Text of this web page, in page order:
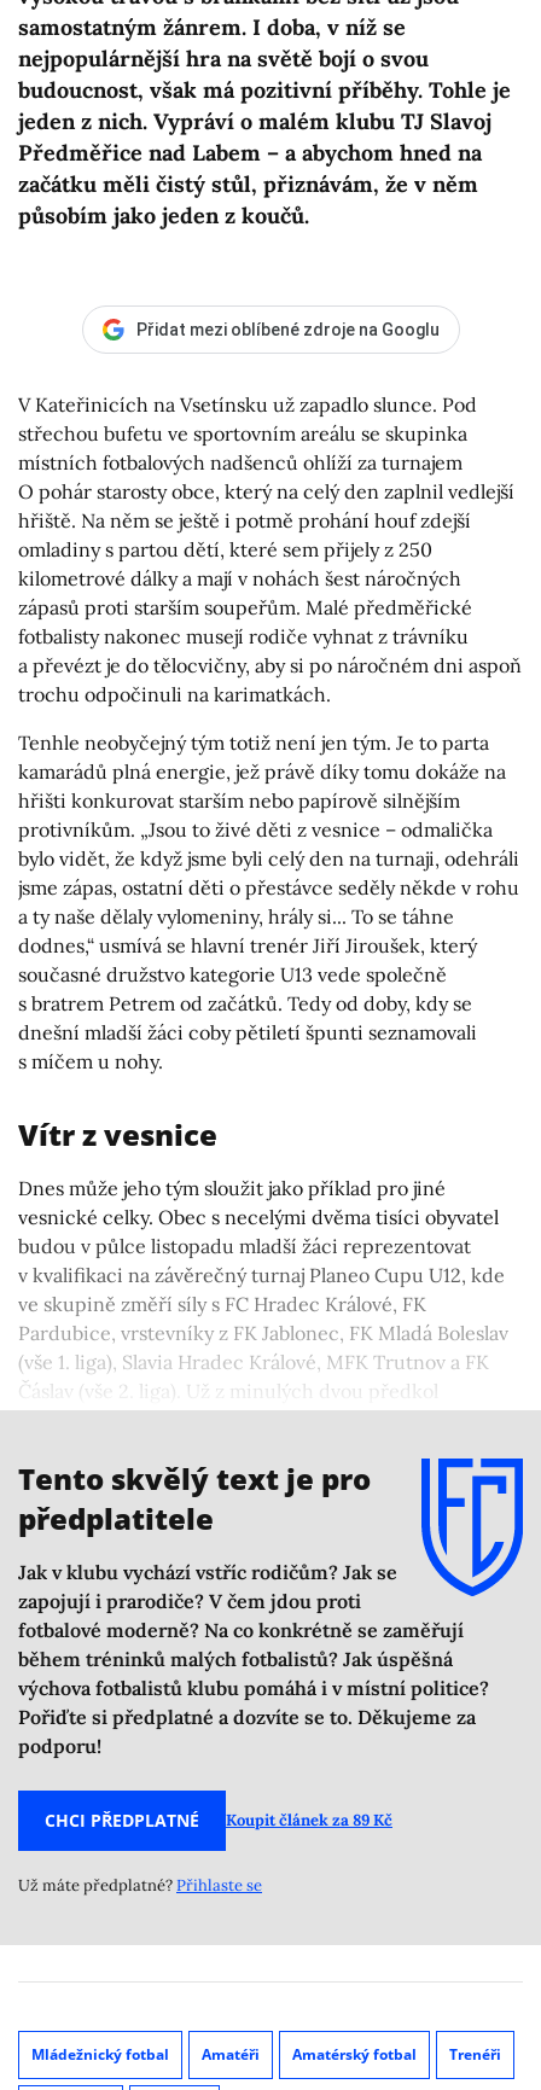
samostatným žánrem. I doba, v níž se
nejpopulárnější hra na světě bojí o svou
budoucnost, však má pozitivní příběhy. Tohle je
jeden z nich. Vypráví o malém klubu TJ Slavoj
Předměřice nad Labem – a abychom hned na
začátku měli čistý stůl, přiznávám, že v něm
působím jako jeden z koučů.
Přidat mezi oblíbené zdroje na Googlu
V Kateřinicích na Vsetínsku už zapadlo slunce. Pod
střechou bufetu ve sportovním areálu se skupinka
místních fotbalových nadšenců ohlíží za turnajem
O pohár starosty obce, který na celý den zaplnil vedlejší
hřiště. Na něm se ještě i potmě prohání houf zdejší
omladiny s partou dětí, které sem přijely z 250
kilometrové dálky a mají v nohách šest náročných
zápasů proti starším soupeřům. Malé předměřické
fotbalisty nakonec musejí rodiče vyhnat z trávníku
a převézt je do tělocvičny, aby si po náročném dni aspoň
trochu odpočinuli na karimatkách.
Tenhle neobyčejný tým totiž není jen tým. Je to parta
kamarádů plná energie, jež právě díky tomu dokáže na
hřišti konkurovat starším nebo papírově silnějším
protivníkům. „Jsou to živé děti z vesnice – odmalička
bylo vidět, že když jsme byli celý den na turnaji, odehráli
jsme zápas, ostatní děti o přestávce seděly někde v rohu
a ty naše dělaly vylomeniny, hrály si... To se táhne
dodnes,“ usmívá se hlavní trenér Jiří Jiroušek, který
současné družstvo kategorie U13 vede společně
s bratrem Petrem od začátků. Tedy od doby, kdy se
dnešní mladší žáci coby pětiletí špunti seznamovali
s míčem u nohy.
Vítr z vesnice
Dnes může jeho tým sloužit jako příklad pro jiné
vesnické celky. Obec s necelými dvěma tisíci obyvatel
budou v půlce listopadu mladší žáci reprezentovat
v kvalifikaci na závěrečný turnaj Planeo Cupu U12, kde
ve skupině změří síly s FC Hradec Králové, FK
Pardubice, vrstevníky z FK Jablonec, FK Mladá Boleslav
(vše 1. liga), Slavia Hradec Králové, MFK Trutnov a FK
Čáslav (vše 2. liga). Už z minulých dvou předkol
Tento skvělý text je pro
předplatitele
Jak v klubu vychází vstříc rodičům? Jak se
zapojují i prarodiče? V čem jdou proti
fotbalové moderně? Na co konkrétně se zaměřují
během tréninků malých fotbalistů? Jak úspěšná
výchova fotbalistů klubu pomáhá i v místní politice?
Pořiďte si předplatné a dozvíte se to. Děkujeme za
podporu!
CHCI PŘEDPLATNÉ Koupit článek za 89 Kč
Už máte předplatné?Přihlaste se
Mládežnický fotbal Amatéři Amatérský fotbal Trenéři